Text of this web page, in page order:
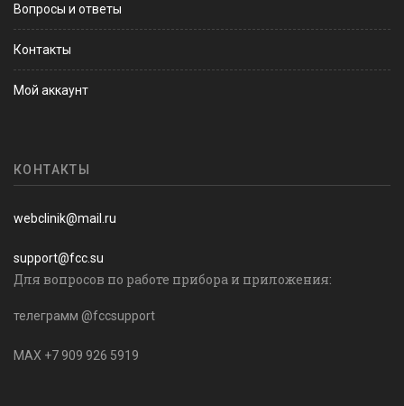
Вопросы и ответы
Контакты
Мой аккаунт
КОНТАКТЫ
webclinik@mail.ru
support@fcc.su
Для вопросов по работе прибора и приложения:
телеграмм @fccsupport
MAX +7 909 926 5919